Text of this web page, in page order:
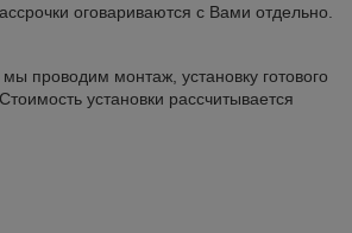
оговариваются с Вами отдельно.
проводим монтаж, установку готового
установки рассчитывается